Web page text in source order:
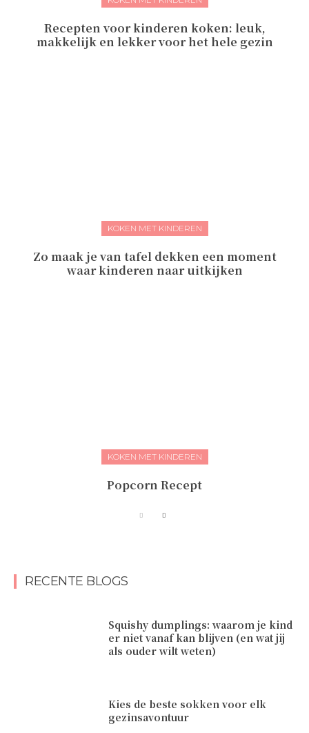
Recepten voor kinderen koken: leuk,
makkelijk en lekker voor het hele gezin
KOKEN MET KINDEREN
Zo maak je van tafel dekken een moment
waar kinderen naar uitkijken
KOKEN MET KINDEREN
Popcorn Recept
RECENTE BLOGS
Squishy dumplings: waarom je kind
er niet vanaf kan blijven (en wat jij
als ouder wilt weten)
Kies de beste sokken voor elk
gezinsavontuur